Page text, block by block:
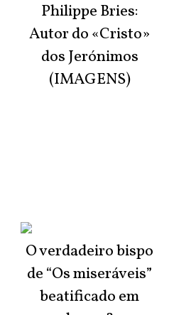
Philippe Bries:
Autor do «Cristo»
dos Jerónimos
(IMAGENS)
O verdadeiro bispo
de “Os miseráveis”
beatificado em